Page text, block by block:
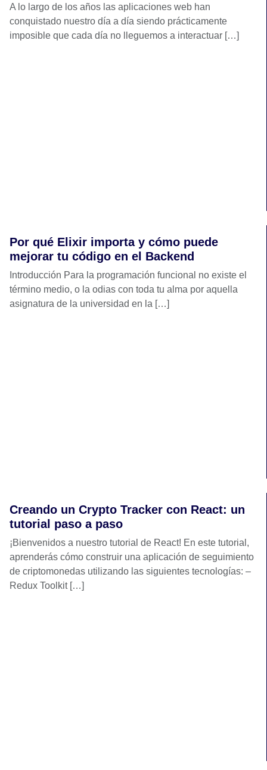
A lo largo de los años las aplicaciones web han
conquistado nuestro día a día siendo prácticamente
imposible que cada día no lleguemos a interactuar […]
Por qué Elixir importa y cómo puede
mejorar tu código en el Backend
Introducción Para la programación funcional no existe el
término medio, o la odias con toda tu alma por aquella
asignatura de la universidad en la […]
Creando un Crypto Tracker con React: un
tutorial paso a paso
¡Bienvenidos a nuestro tutorial de React! En este tutorial,
aprenderás cómo construir una aplicación de seguimiento
de criptomonedas utilizando las siguientes tecnologías: –
Redux Toolkit […]